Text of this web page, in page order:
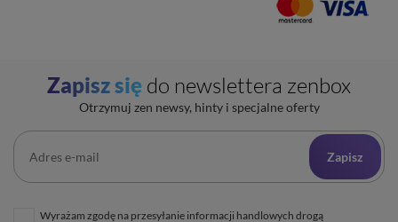
Cennik opłat dodatkowych
Kontakt
Uptime zenbox
Informacja o połączeniu spółek
Zapisz się do newslettera zenbox
Otrzymuj zen newsy, hinty i specjalne oferty
Zapisz
Wyrażam zgodę na przesyłanie informacji handlowych drogą